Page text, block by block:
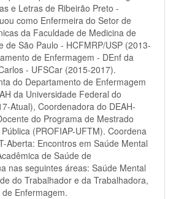
e Letras de Ribeirão Preto -
como Enfermeira do Setor de
da Faculdade de Medicina de
de São Paulo - HCFMRP/USP (2013-
de Enfermagem - DEnf da
- UFSCar (2015-2017).
do Departamento de Enfermagem
da Universidade Federal do
Atual), Coordenadora do DEAH-
do Programa de Mestrado
(PROFIAP-UFTM). Coordena
Aberta: Encontros em Saúde Mental
de Saúde de
nas seguintes áreas: Saúde Mental
do Trabalhador e da Trabalhadora,
Enfermagem.